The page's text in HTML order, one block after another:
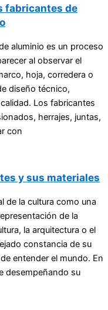
fabricantes de
aluminio es un proceso
al observar el
hoja, corredera o
diseño técnico,
Los fabricantes
herrajes, juntas,
con
y sus materiales
de la cultura como una
de la
la arquitectura o el
constancia de su
entender el mundo. En
desempeñando su